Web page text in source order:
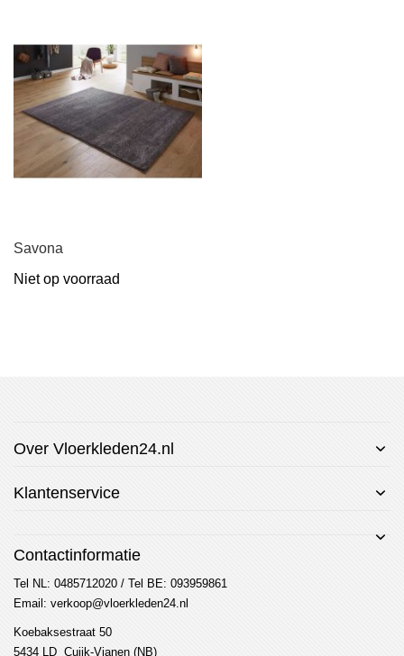
Savona
Niet op voorraad
Over Vloerkleden24.nl
Klantenservice
Contactinformatie
Tel NL: 0485712020 / Tel BE: 093959861
Email: verkoop@vloerkleden24.nl
Koebaksestraat 50
5434 LD Cuijk-Vianen (NB)